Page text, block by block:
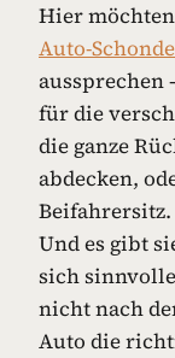
Hier
Auto-
aussprechen
für die
die ganze
abdecken,
Beifahrersitz.
Und es gibt
sich
nicht nach
Auto die